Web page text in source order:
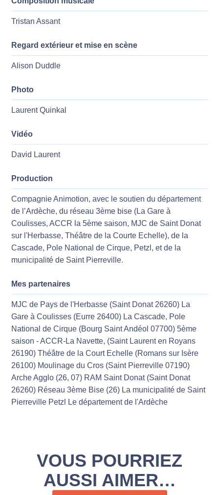
Tristan Assant
Regard extérieur et mise en scène
Alison Duddle
Photo
Laurent Quinkal
Vidéo
David Laurent
Production
Compagnie Animotion, avec le soutien du département
de l’Ardèche, du réseau 3ème bise (La Gare à
Coulisses, ACCR la 5ème saison, MJC de Saint Donat
sur l'Herbasse, Théâtre de la Courte Echelle), de la
Cascade, Pole National de Cirque, Petzl, et de la
municipalité de Saint Pierreville.
Mes partenaires
MJC de Pays de l'Herbasse (Saint Donat 26260) La
Gare à Coulisses (Eurre 26400) La Cascade, Pole
National de Cirque (Bourg Saint Andéol 07700) 5ème
saison - ACCR-La Navette, (Saint Laurent en Royans
26190) Théâtre de la Court Echelle (Romans sur Isère
26100) Moulinage du Cros (Saint Pierreville 07190)
Arche Agglo (26, 07) RAM Saint Donat (Saint Donat
26260) Réseau 3ème Bise (26) La municipalité de Saint
Pierreville Petzl Le département de l'Ardèche
VOUS POURRIEZ
AUSSI AIMER…